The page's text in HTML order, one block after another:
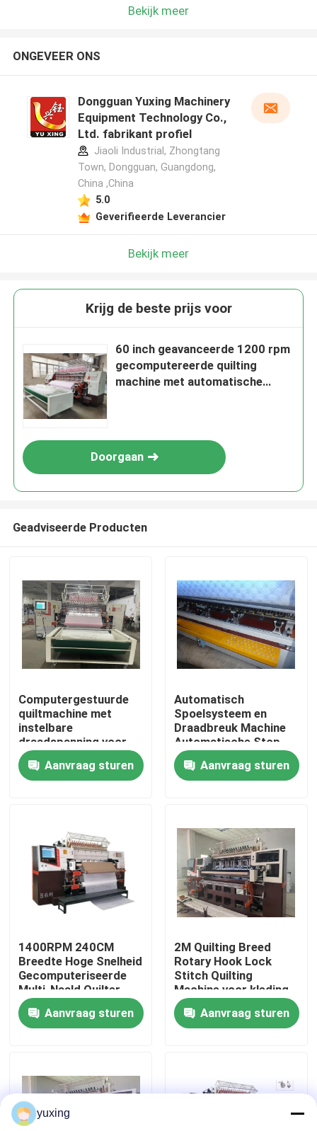
Thuis
Producten
VR-show
Over Ons
Fabriekstour
Kwaliteitscontrole
Nieuws
Gevallen
Bekijk meer
ONGEVEER ONS
Dongguan Yuxing Machinery
Equipment Technology Co.,
Ltd. fabrikant profiel
Jiaoli Industrial, Zhongtang
Town, Dongguan, Guangdong,
China ,China
5.0
Geverifieerde Leverancier
Bekijk meer
Krijg de beste prijs voor
60 inch geavanceerde 1200 rpm
gecomputereerde quilting
machine met automatische
Doorgaan
Geadviseerde Producten
Computergestuurde
quiltmachine met
instelbare
draadspanning voor
consistente en
professionele
resultaten
Aanvraag sturen
Automatisch
Spoelsysteem en
Draadbreuk Machine
Automatische Stop
Computergestuurde
Quiltingmachine voor
Quilten
Aanvraag sturen
1400RPM 240CM
Breedte Hoge Snelheid
Gecomputeriseerde
Multi-Naald Quilter
met Roterende Haak​
Aanvraag sturen
2M Quilting Breed
Rotary Hook Lock
Stitch Quilting
Machine voor kleding
Aanvraag sturen
yuxing